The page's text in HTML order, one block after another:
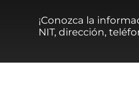
¡Conozca la
NIT, dirección,